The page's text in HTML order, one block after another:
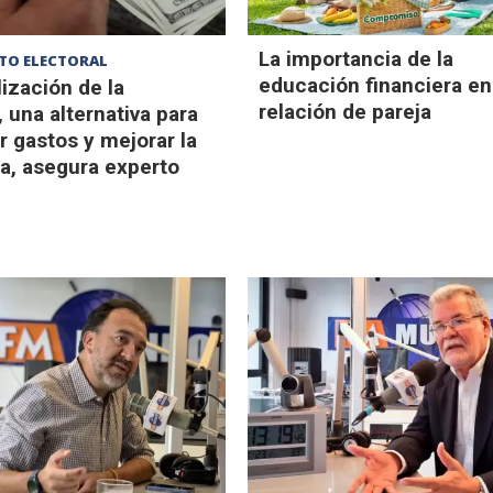
ELECTORAL
de la
una alternativa para
gastos y mejorar la
asegura experto
La importancia de la
educación financiera
relación de pareja